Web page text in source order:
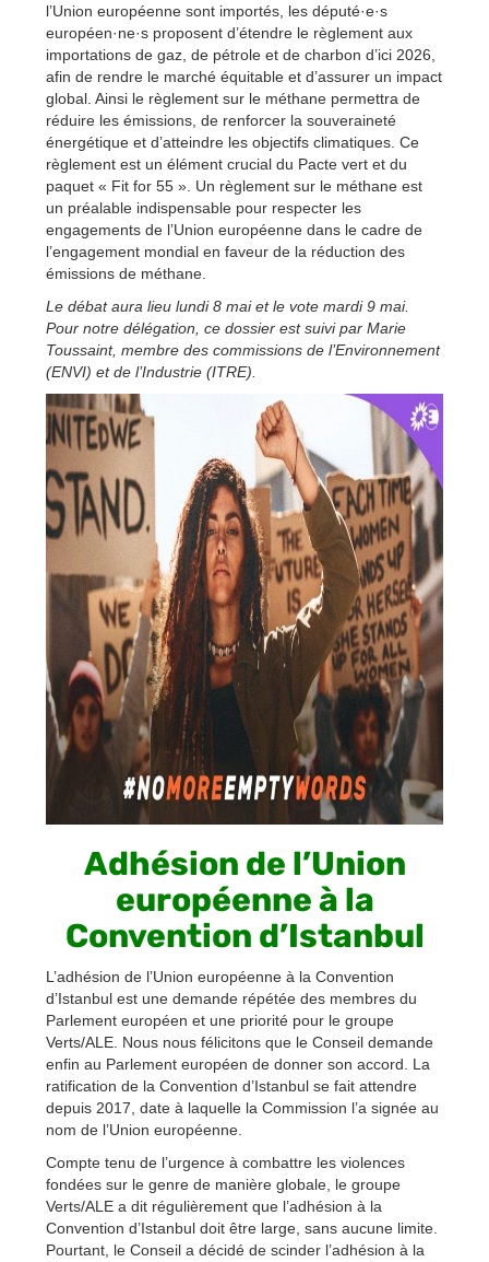
l’Union européenne sont importés, les député·e·s
européen·ne·s proposent d’étendre le règlement aux
importations de gaz, de pétrole et de charbon d’ici 2026,
afin de rendre le marché équitable et d’assurer un impact
global. Ainsi le règlement sur le méthane permettra de
réduire les émissions, de renforcer la souveraineté
énergétique et d’atteindre les objectifs climatiques. Ce
règlement est un élément crucial du Pacte vert et du
paquet « Fit for 55 ». Un règlement sur le méthane est
un préalable indispensable pour respecter les
engagements de l’Union européenne dans le cadre de
l’engagement mondial en faveur de la réduction des
émissions de méthane.
Le débat aura lieu lundi 8 mai et le vote mardi 9 mai.
Pour notre délégation, ce dossier est suivi par Marie
Toussaint, membre des commissions de l’Environnement
(ENVI) et de l’Industrie (ITRE).
Adhésion de l’Union
européenne à la
Convention d’Istanbul
L’adhésion de l’Union européenne à la Convention
d’Istanbul est une demande répétée des membres du
Parlement européen et une priorité pour le groupe
Verts/ALE. Nous nous félicitons que le Conseil demande
enfin au Parlement européen de donner son accord. La
ratification de la Convention d’Istanbul se fait attendre
depuis 2017, date à laquelle la Commission l’a signée au
nom de l’Union européenne.
Compte tenu de l’urgence à combattre les violences
fondées sur le genre de manière globale, le groupe
Verts/ALE a dit régulièrement que l’adhésion à la
Convention d’Istanbul doit être large, sans aucune limite.
Pourtant, le Conseil a décidé de scinder l’adhésion à la